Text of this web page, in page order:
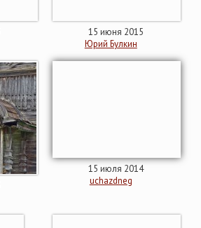
15 июня 2015
Юрий Булкин
15 июля 2014
uchazdneg